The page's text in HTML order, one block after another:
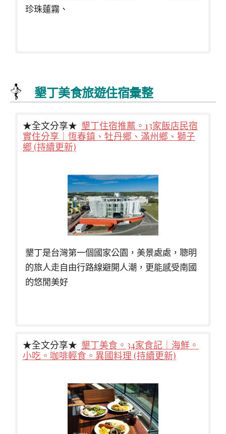
珍珠蓮霧、
墾丁美食旅遊住宿彙整
★全文分享★ 墾丁住宿推薦。13家飯店民宿
實住分享｜恆春鎮、牡丹鄉、滿州鄉、獅子
鄉 (持續更新)
墾丁是台灣第一個國家公園，美景處處，聰明
的旅人走自由行路線避開人潮，更能感受南國
的悠閒美好
★全文分享★ 墾丁美食。34家食記｜海鮮。
小吃。咖啡輕食。異國料理 (持續更新)